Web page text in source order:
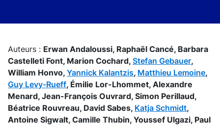
Auteurs : Erwan Andaloussi, Raphaël Cancé, Barbara
Castelleti Font, Marion Cochard, Stefan Gebauer,
William Honvo, Yannick Kalantzis, Matthieu Lemoine,
Guy Levy-Rueff, Émilie Lor-Lhommet, Alexandre
Menard, Jean-François Ouvrard, Simon Perillaud,
Béatrice Rouvreau, David Sabes, Katja Schmidt,
Antoine Sigwalt, Camille Thubin, Youssef Ulgazi, Paul